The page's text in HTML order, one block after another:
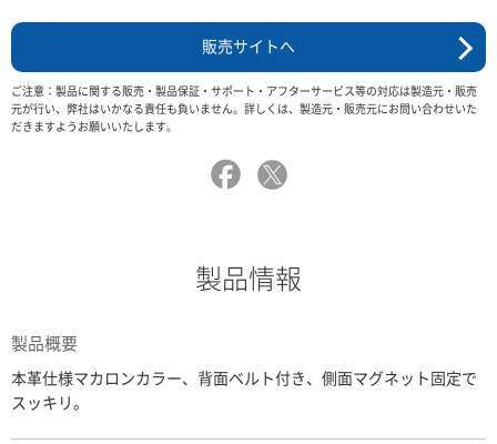
販売サイトへ
ご注意：製品に関する販売・製品保証・サポート・アフターサービス等の対応は製造元・販売
元が行い、弊社はいかなる責任も負いません。詳しくは、製造元・販売元にお問い合わせいた
だきますようお願いいたします。
製品情報
製品概要
本革仕様マカロンカラー、背面ベルト付き、側面マグネット固定で
スッキリ。